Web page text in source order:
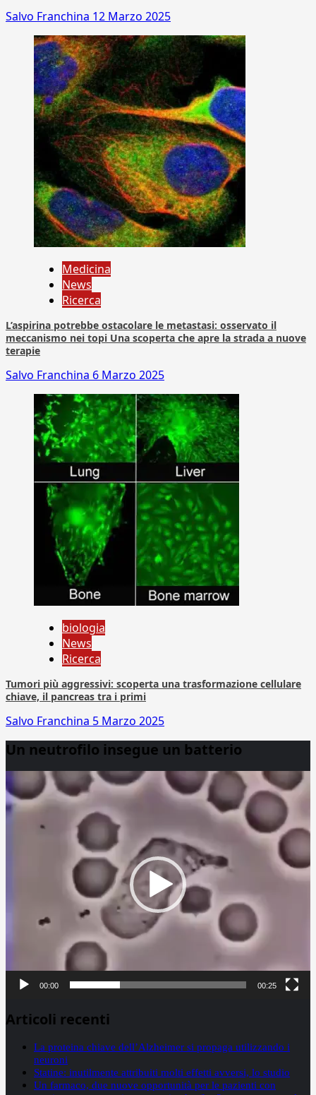
Salvo Franchina 12 Marzo 2025
Medicina
News
Ricerca
L’aspirina potrebbe ostacolare le metastasi: osservato il
meccanismo nei topi Una scoperta che apre la strada a nuove
terapie
Salvo Franchina 6 Marzo 2025
biologia
News
Ricerca
Tumori più aggressivi: scoperta una trasformazione cellulare
chiave, il pancreas tra i primi
Salvo Franchina 5 Marzo 2025
Un neutrofilo insegue un batterio
Player
00:00 00:25
Articoli recenti
La proteina chiave dell’Alzheimer si propaga utilizzando i
neuroni
Statine: inutilmente attribuiti molti effetti avversi, lo studio
Un farmaco, due nuove opportunità per le pazienti con